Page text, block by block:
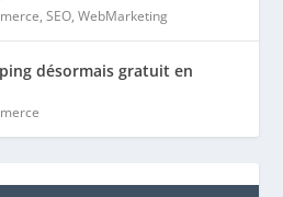
(4) ANDROID(13)
(3)
(18)